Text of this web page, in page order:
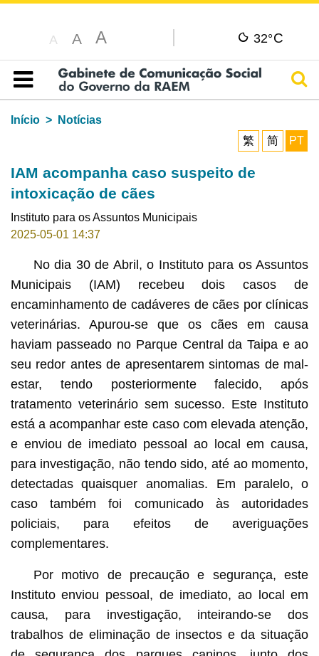
A A A 32°C
Índice
Início
Notícias
繁
简 PT
IAM acompanha caso suspeito de
intoxicação de cães
Instituto para os Assuntos Municipais
2025-05-01 14:37
No dia 30 de Abril, o Instituto para os Assuntos
Municipais (IAM) recebeu dois casos de
encaminhamento de cadáveres de cães por clínicas
veterinárias. Apurou-se que os cães em causa
haviam passeado no Parque Central da Taipa e ao
seu redor antes de apresentarem sintomas de mal-
estar, tendo posteriormente falecido, após
tratamento veterinário sem sucesso. Este Instituto
está a acompanhar este caso com elevada atenção,
e enviou de imediato pessoal ao local em causa,
para investigação, não tendo sido, até ao momento,
detectadas quaisquer anomalias. Em paralelo, o
caso também foi comunicado às autoridades
policiais, para efeitos de averiguações
complementares.
Por motivo de precaução e segurança, este
Instituto enviou pessoal, de imediato, ao local em
causa, para investigação, inteirando-se dos
trabalhos de eliminação de insectos e da situação